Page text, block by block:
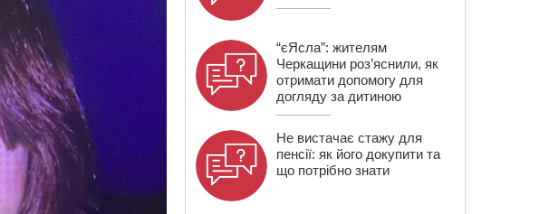
“єЯсла”: жителям
Черкащини роз’яснили, як
отримати допомогу для
догляду за дитиною
Не вистачає стажу для
пенсії: як його докупити та
що потрібно знати